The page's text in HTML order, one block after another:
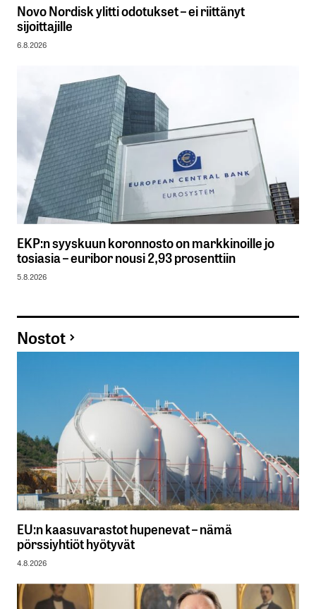
Novo Nordisk ylitti odotukset – ei riittänyt
sijoittajille
6.8.2026
EKP:n syyskuun koronnosto on markkinoille jo
tosiasia – euribor nousi 2,93 prosenttiin
5.8.2026
Nostot
EU:n kaasuvarastot hupenevat – nämä
pörssiyhtiöt hyötyvät
4.8.2026